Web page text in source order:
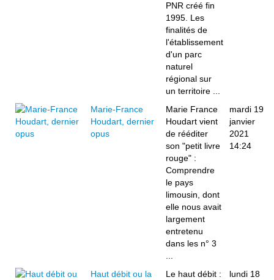
PNR créé fin
1995. Les
finalités de
l'établissement
d'un parc
naturel
régional sur
un territoire ...
Marie-France
Houdart, dernier
opus
Marie France
Houdart vient
de rééditer
son "petit livre
rouge" :
Comprendre
le pays
limousin, dont
elle nous avait
largement
entretenu
dans les n° 3
mardi 19
janvier
2021
14:24
Haut débit ou la
Le haut débit :
lundi 18